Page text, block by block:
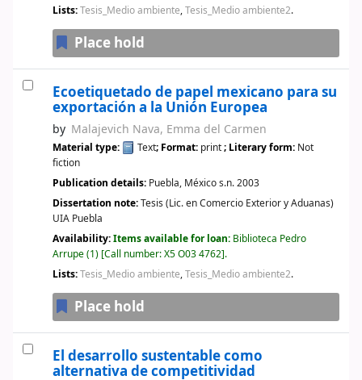
Lists:Tesis_Medio ambiente,Tesis_Medio ambiente2.
Place hold
Ecoetiquetado de papel mexicano para su
exportación a la Unión Europea
by Malajevich Nava, Emma del Carmen
Material type: Text; Format: print; Literary form: Not
fiction
Publication details: Puebla, Méxicos.n.2003
Dissertation note:Tesis (Lic. en Comercio Exterior y Aduanas)
UIA Puebla
Availability:Items available for loan: Biblioteca Pedro
Arrupe(1) Call number:X5 O03 4762 .
Lists:Tesis_Medio ambiente,Tesis_Medio ambiente2.
Place hold
El desarrollo sustentable como
alternativa de competitividad